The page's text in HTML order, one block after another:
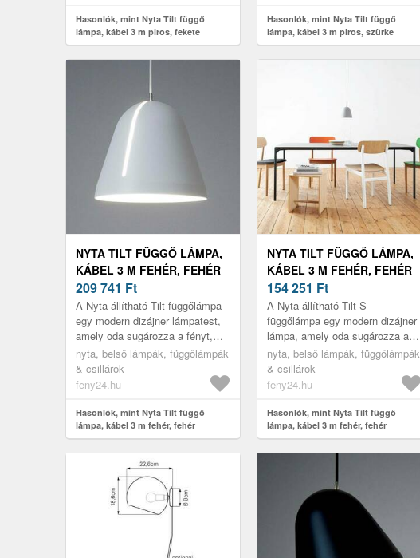
Hasonlók, mint Nyta Tilt függő
lámpa, kábel 3 m piros, fekete
Hasonlók, mint Nyta Tilt függő
lámpa, kábel 3 m piros, szürke
NYTA TILT FÜGGŐ LÁMPA,
KÁBEL 3 M FEHÉR, FEHÉR
209 741 Ft
A Nyta állítható Tilt függőlámpa
egy modern dizájner lámpatest,
amely oda sugározza a fényt,
ahová az szükséges. Ezt az
alumíniumból készült árnyék...
nyta, belső lámpák, függőlámpák
& csillárok
feny24.hu
Hasonlók, mint Nyta Tilt függő
lámpa, kábel 3 m fehér, fehér
NYTA TILT FÜGGŐ LÁMPA,
KÁBEL 3 M FEHÉR, FEHÉR
154 251 Ft
A Nyta állítható Tilt S
függőlámpa egy modern dizájner
lámpa, amely oda sugározza a
fényt, ahová szeretné. Ezt az
alumíniumból készült árnyékoló
te...
nyta, belső lámpák, függőlámpák
& csillárok
feny24.hu
Hasonlók, mint Nyta Tilt függő
lámpa, kábel 3 m fehér, fehér